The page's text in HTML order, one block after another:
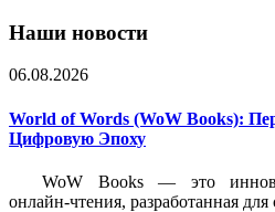
Наши новости
06.08.2026
World of Words (WoW Books):
Цифровую Эпоху
WoW Books — это
онлайн-чтения, разработанная